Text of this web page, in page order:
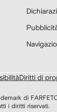
Diritti di
di
i diritti riservati.